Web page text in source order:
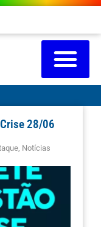
28/06
Notícias